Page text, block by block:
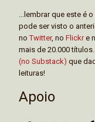
...lembrar que este é
pode ser visto o
noTwitter, no Flickre
mais de 20.000
(no Substack) que
leituras!
Apoio